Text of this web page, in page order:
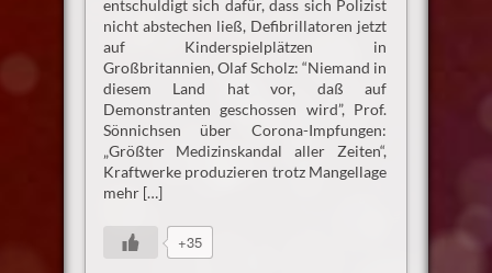
entschuldigt sich dafür, dass sich Polizist
nicht abstechen ließ, Defibrillatoren jetzt
auf Kinderspielplätzen in
Großbritannien, Olaf Scholz: “Niemand in
diesem Land hat vor, daß auf
Demonstranten geschossen wird”, Prof.
Sönnichsen über Corona-Impfungen:
„Größter Medizinskandal aller Zeiten“,
Kraftwerke produzieren trotz Mangellage
mehr […]
+35